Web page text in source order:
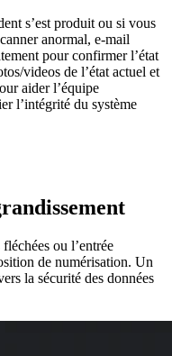
s’est produit ou si vous
anormal, e-mail
pour confirmer l’état
videos de l’état actuel et
aider l’équipe
l’intégrité du système
ou l’entrée
de numérisation. Un
la sécurité des données